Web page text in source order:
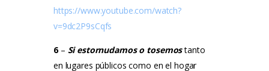
https://www.youtube.com/watch?
v=9dc2P9sCqfs
6– Si estornudamos o tosemostanto
en lugares públicos como en el hogar